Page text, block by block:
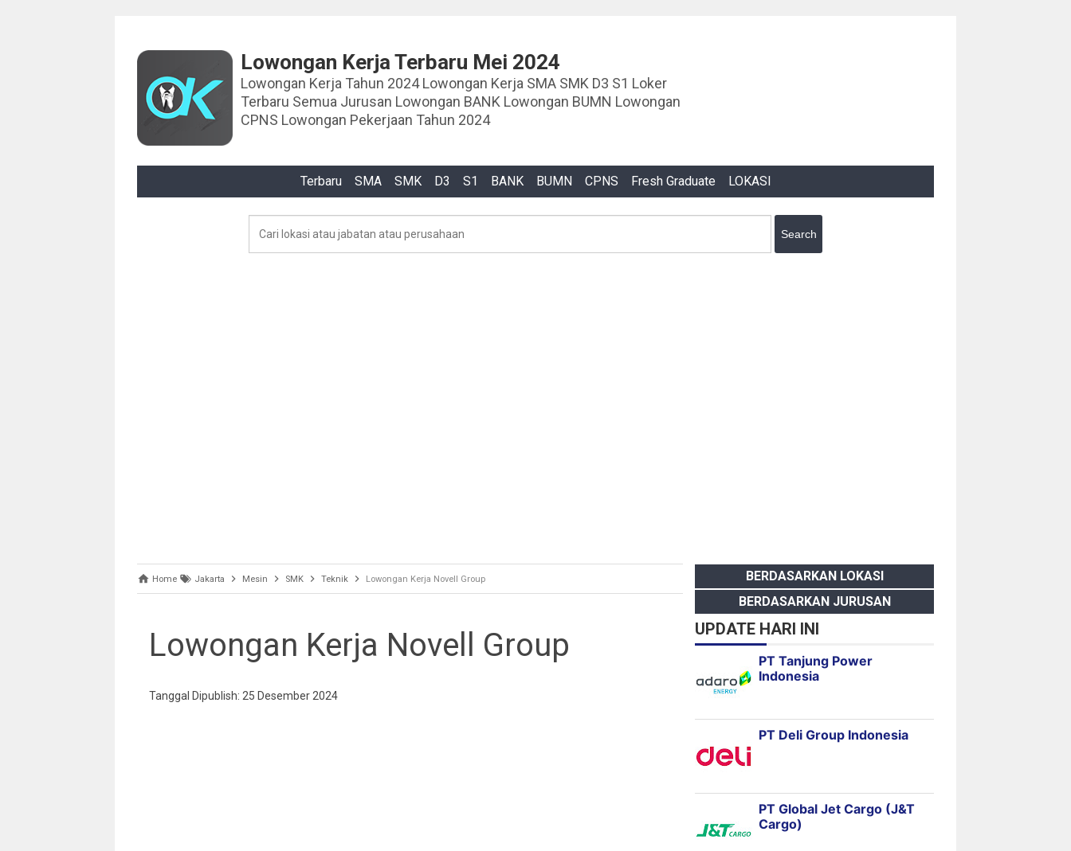
Lowongan Kerja Terbaru Mei 2024
Lowongan Kerja Tahun 2024 Lowongan Kerja SMA SMK D3 S1 Loker
Terbaru Semua Jurusan Lowongan BANK Lowongan BUMN Lowongan
CPNS Lowongan Pekerjaan Tahun 2024
Terbaru SMA SMK D3 S1 BANK BUMN CPNS Fresh Graduate LOKASI
Home Jakarta Mesin SMK Teknik Lowongan Kerja Novell Group
Lowongan Kerja Novell Group
Tanggal Dipublish: 25 Desember 2024
BERDASARKAN LOKASI
BERDASARKAN JURUSAN
UPDATE HARI INI